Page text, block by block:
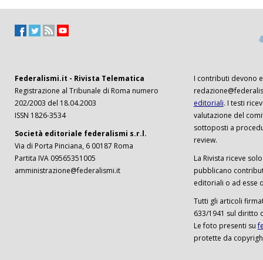
Federalismi.it - Rivista Telematica
Registrazione al Tribunale di Roma numero
202/2003 del 18.04.2003
ISSN 1826-3534
Società editoriale federalismi s.r.l.
Via di Porta Pinciana, 6 00187 Roma
Partita IVA 09565351005
amministrazione@federalismi.it
I contributi devono
editoriali. I testi
valutazione del
sottoposti a
review.
La Rivista riceve
pubblicano
editoriali o ad esse
Tutti gli articoli
633/1941 sul diritto
Le foto presenti su
protette da